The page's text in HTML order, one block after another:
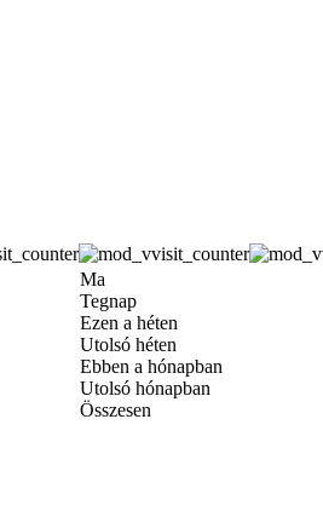
Ma
Tegnap
Ezen a héten
Utolsó héten
Ebben a hónapban
Utolsó hónapban
Összesen